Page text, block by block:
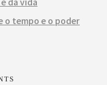
o tempo e o poder